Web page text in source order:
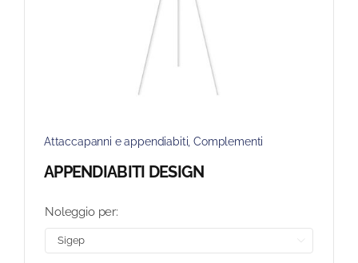
Attaccapanni e appendiabiti ,Complementi
APPENDIABITI DESIGN
Noleggio per: